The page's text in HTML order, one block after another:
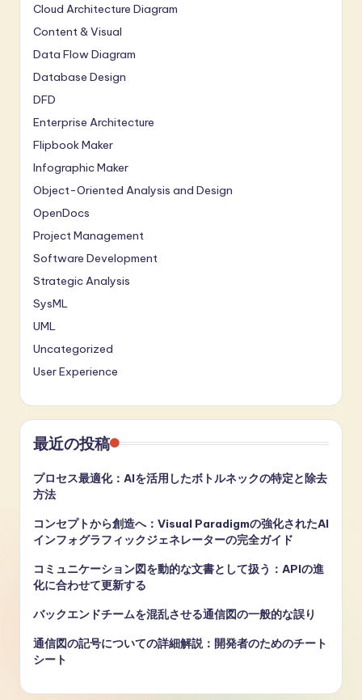
Cloud Architecture Diagram
Content & Visual
Data Flow Diagram
Database Design
DFD
Enterprise Architecture
Flipbook Maker
Infographic Maker
Object-Oriented Analysis and Design
OpenDocs
Project Management
Software Development
Strategic Analysis
SysML
UML
Uncategorized
User Experience
最近の投稿
プロセス最適化：AIを活用したボトルネックの特定と除去
方法
コンセプトから創造へ：Visual Paradigmの強化されたAI
インフォグラフィックジェネレーターの完全ガイド
コミュニケーション図を動的な文書として扱う：APIの進
化に合わせて更新する
バックエンドチームを混乱させる通信図の一般的な誤り
通信図の記号についての詳細解説：開発者のためのチート
シート